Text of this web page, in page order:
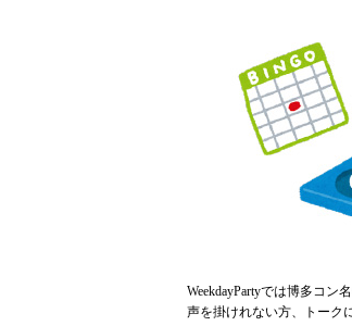
WeekdayPartyでは博多コン
声を掛けれない方、トーク